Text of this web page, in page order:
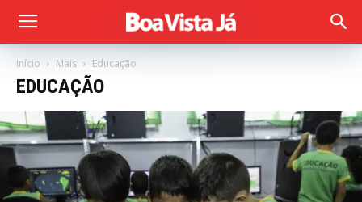
Início Mais Educação
EDUCAÇÃO